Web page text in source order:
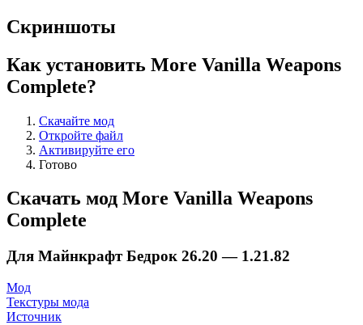
Скриншоты
Как установить More Vanilla Weapons
Complete?
Скачайте мод
Откройте файл
Активируйте его
Готово
Скачать мод More Vanilla Weapons
Complete
Для Майнкрафт Бедрок 26.20 — 1.21.82
Мод
Текстуры мода
Источник